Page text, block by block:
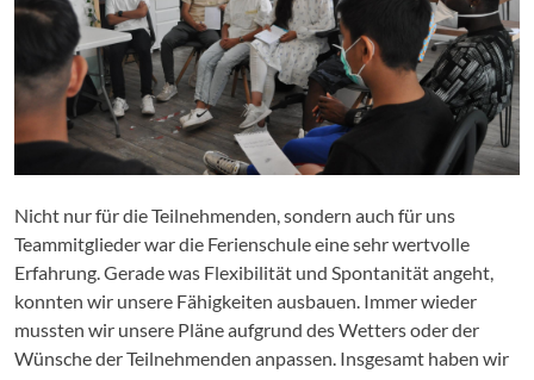
Nicht nur für die Teilnehmenden, sondern auch für uns
Teammitglieder war die Ferienschule eine sehr wertvolle
Erfahrung. Gerade was Flexibilität und Spontanität angeht,
konnten wir unsere Fähigkeiten ausbauen. Immer wieder
mussten wir unsere Pläne aufgrund des Wetters oder der
Wünsche der Teilnehmenden anpassen. Insgesamt haben wir